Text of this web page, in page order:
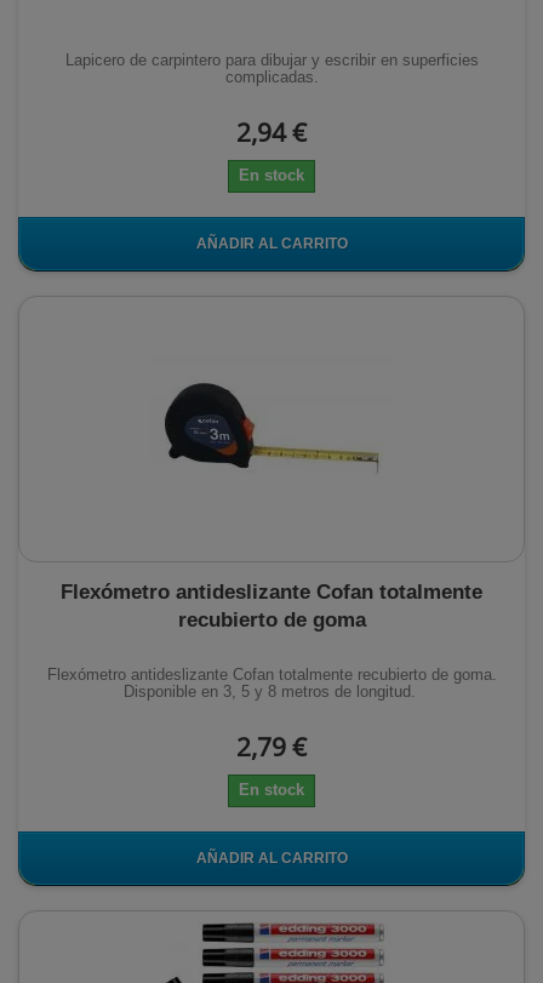
Lapicero de carpintero para dibujar y escribir en superficies
complicadas.
2,94 €
En stock
AÑADIR AL CARRITO
Flexómetro antideslizante Cofan totalmente
recubierto de goma
Flexómetro antideslizante Cofan totalmente recubierto de goma.
Disponible en 3, 5 y 8 metros de longitud.
2,79 €
En stock
AÑADIR AL CARRITO